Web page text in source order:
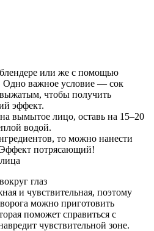
или же с помощью
Одно важное условие — сок
чтобы получить
эффект.
вымытое лицо, оставь на 15–20
водой.
то можно нанести
Эффект потрясающий!
глаз
и чувствительная, поэтому
можно приготовить
поможет справиться с
чувствительной зоне.